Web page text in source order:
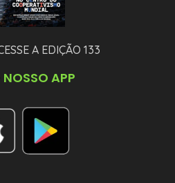
A EDIÇÃO 133
NOSSO APP